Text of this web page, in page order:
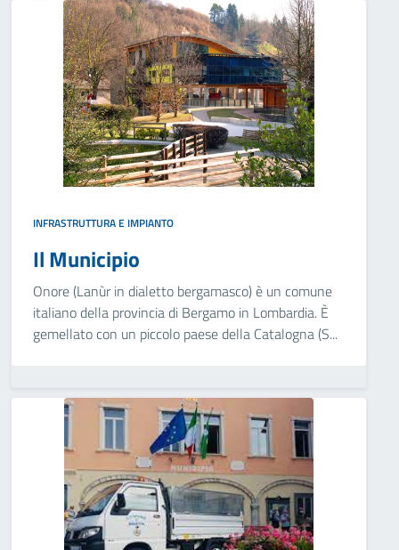
INFRASTRUTTURA E IMPIANTO
Il Municipio
Onore (Lanùr in dialetto bergamasco) è un comune
italiano della provincia di Bergamo in Lombardia. È
gemellato con un piccolo paese della Catalogna (S...